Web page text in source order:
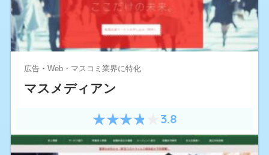
広告・Web・マスコミ業界に特化
マスメディアン
3.8